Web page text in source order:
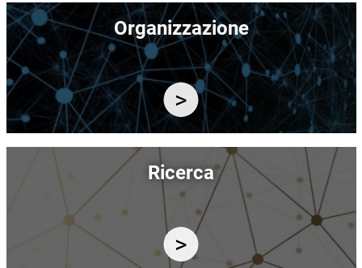
Immagine
Organizzazione
Immagine
Ricerca